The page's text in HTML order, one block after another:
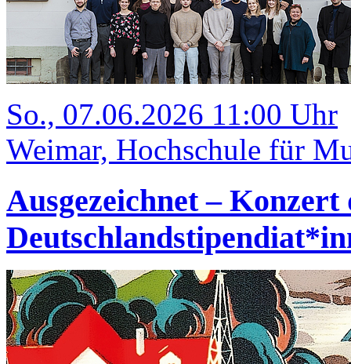
So., 07.06.2026 11:00 Uhr
Weimar, Hochschule für
Ausgezeichnet – Konzert